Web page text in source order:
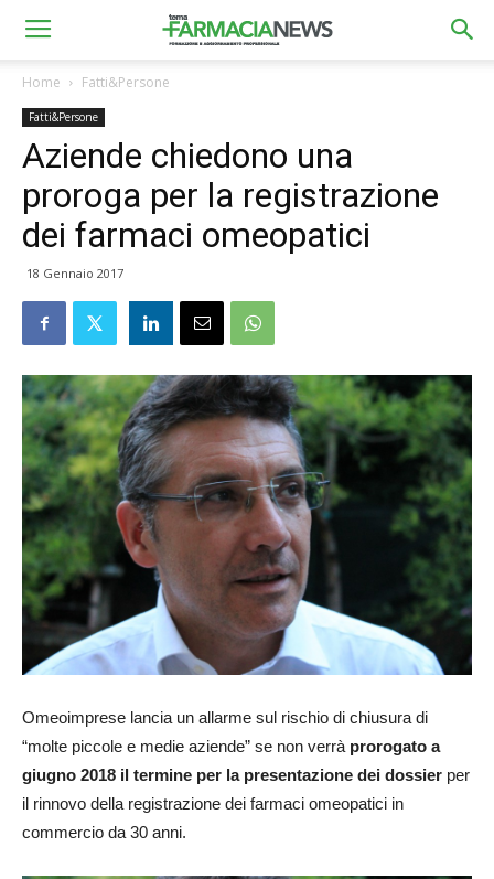
Home Fatti&Persone
Fatti&Persone
Aziende chiedono una
proroga per la registrazione
dei farmaci omeopatici
18 Gennaio 2017
Omeoimprese lancia un allarme sul rischio di chiusura di
“molte piccole e medie aziende” se non verrà prorogato a
giugno 2018 il termine per la presentazione dei dossier per
il rinnovo della registrazione dei farmaci omeopatici in
commercio da 30 anni.